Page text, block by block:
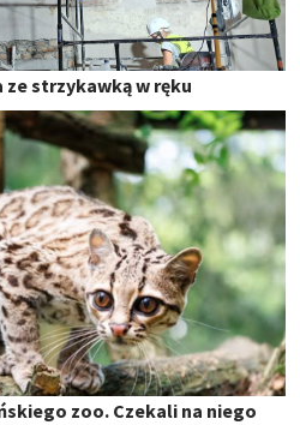
strzykawką w ręku
zoo. Czekali na niego